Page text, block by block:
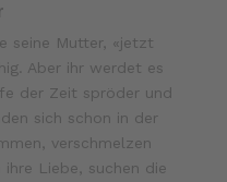
seine Mutter, «jetzt
Aber ihr werdet es
der Zeit spröder und
sich schon in der
verschmelzen
ihre Liebe, suchen die